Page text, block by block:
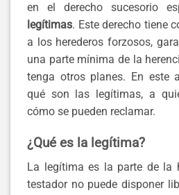
en el derecho sucesorio
legítimas. Este derecho tiene
a los herederos forzosos,
una parte mínima de la
tenga otros planes. En este
qué son las legítimas, a
cómo se pueden reclamar.
¿Qué es la legítima?
La legítima es la parte de la
testador no puede disponer